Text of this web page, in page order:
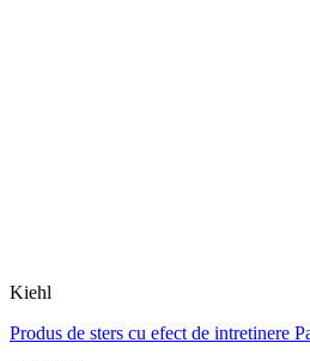
Kiehl
Produs de sters cu efect de intretinere